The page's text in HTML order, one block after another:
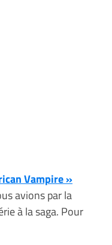
Vampire »
avions par la
à la saga. Pour